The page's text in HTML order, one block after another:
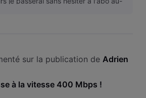
sur la publication de Adrien
à la vitesse 400 Mbps !